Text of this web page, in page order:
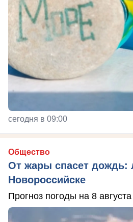
сегодня в 09:00
Общество
От жары спасет дождь:
Новороссийске
Прогноз погоды на 8 августа